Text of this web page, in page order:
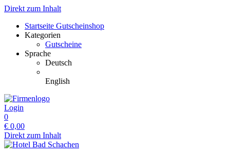
Direkt zum Inhalt
Startseite Gutscheinshop
Kategorien
Gutscheine
Sprache
Deutsch
English
Login
0
€ 0,00
Direkt zum Inhalt